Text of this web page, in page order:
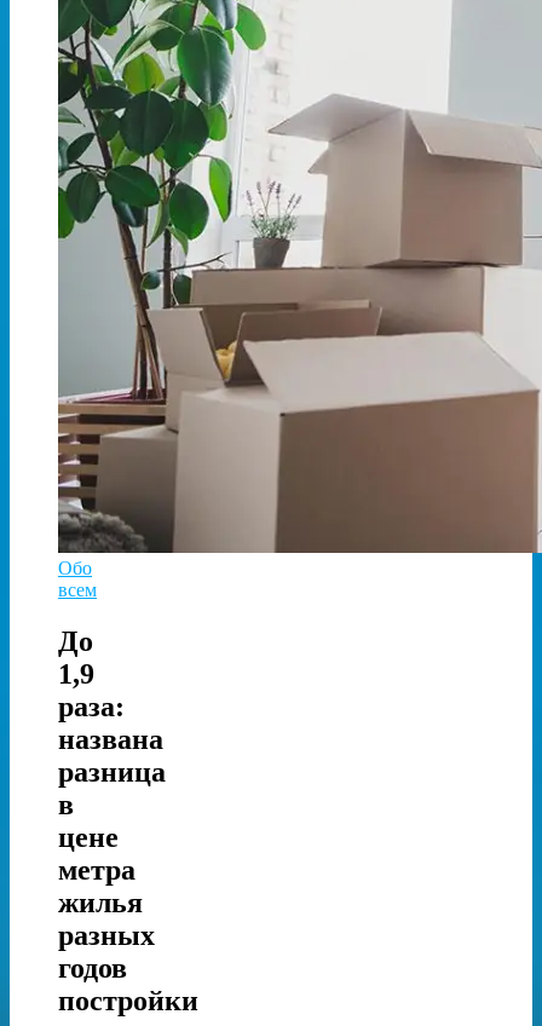
Обо
всем
До
1,9
раза:
названа
разница
в
цене
метра
жилья
разных
годов
постройки